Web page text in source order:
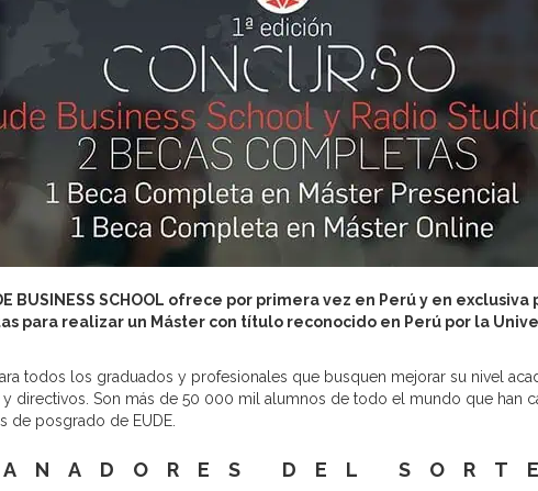
BUSINESS SCHOOL ofrece por primera vez en Perú y en
para realizar un Máster con título reconocido en Perú por la
todos los graduados y profesionales que busquen mejorar su nivel
directivos. Son más de 50 000 mil alumnos de todo el mundo que han
de posgrado de EUDE.
DEL